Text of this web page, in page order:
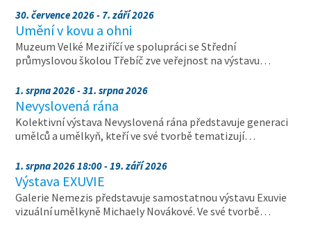
30. července 2026 - 7. září 2026
Umění v kovu a ohni
Muzeum Velké Meziříčí ve spolupráci se Střední
průmyslovou školou Třebíč zve veřejnost na výstavu…
1. srpna 2026 - 31. srpna 2026
Nevyslovená rána
Kolektivní výstava Nevyslovená rána představuje generaci
umělců a umělkyň, kteří ve své tvorbě tematizují…
1. srpna 2026 18:00 - 19. září 2026
Výstava EXUVIE
Galerie Nemezis představuje samostatnou výstavu Exuvie
vizuální umělkyně Michaely Novákové. Ve své tvorbě…